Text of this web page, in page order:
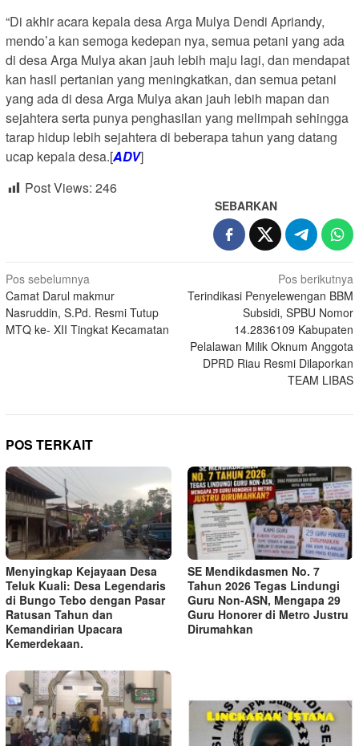
“Di akhir acara kepala desa Arga Mulya Dendi Apriandy,
mendo’a kan semoga kedepan nya, semua petani yang ada
di desa Arga Mulya akan jauh lebih maju lagi, dan mendapat
kan hasil pertanian yang meningkatkan, dan semua petani
yang ada di desa Arga Mulya akan jauh lebih mapan dan
sejahtera serta punya penghasilan yang melimpah sehingga
tarap hidup lebih sejahtera di beberapa tahun yang datang
ucap kepala desa.[ADV]
Post Views: 246
SEBARKAN
Navigasi
pos
Pos sebelumnya
Camat Darul makmur
Nasruddin, S.Pd. Resmi Tutup
MTQ ke- XII Tingkat Kecamatan
Pos berikutnya
Terindikasi Penyelewengan BBM
Subsidi, SPBU Nomor
14.2836109 Kabupaten
Pelalawan Milik Oknum Anggota
DPRD Riau Resmi Dilaporkan
TEAM LIBAS
POS TERKAIT
Menyingkap Kejayaan Desa
Teluk Kuali: Desa Legendaris
di Bungo Tebo dengan Pasar
Ratusan Tahun dan
Kemandirian Upacara
Kemerdekaan.
SE Mendikdasmen No. 7
Tahun 2026 Tegas Lindungi
Guru Non-ASN, Mengapa 29
Guru Honorer di Metro Justru
Dirumahkan